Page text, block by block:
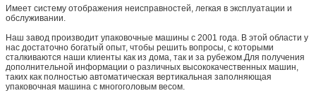
Имеет систему отображения неисправностей, легкая в эксплуатации и
обслуживании.
Наш завод производит упаковочные машины с 2001 года. В этой области у
нас достаточно богатый опыт, чтобы решить вопросы, с которыми
сталкиваются наши клиенты как из дома, так и за рубежом.Для получения
дополнительной информации о различных высококачественных машин,
таких как полностью автоматическая вертикальная заполняющая
упаковочная машина с многоголовым весом.